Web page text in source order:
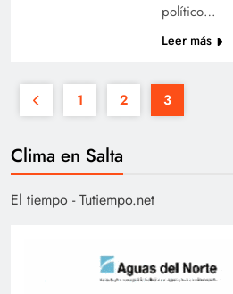
político…
Leer más
1 2 3
Clima en Salta
El tiempo - Tutiempo.net